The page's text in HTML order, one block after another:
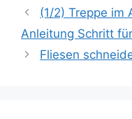
(1/2) Treppe im
Anleitung Schritt
Fliesen